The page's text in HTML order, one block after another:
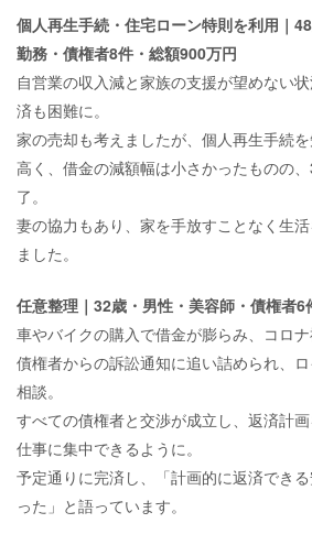
個人再生手続・住宅ローン特則を利用｜
勤務・債権者8件・総額900万円
自営業の収入減と家族の支援が望めない
済も困難に。
家の売却も考えましたが、個人再生手続
高く、借金の減額幅は小さかったものの
了。
妻の協力もあり、家を手放すことなく生
ました。
任意整理｜32歳・男性・美容師・債権者6
車やバイクの購入で借金が膨らみ、コロナ
債権者からの訴訟通知に追い詰められ、
相談。
すべての債権者と交渉が成立し、返済計画
仕事に集中できるように。
予定通りに完済し、「計画的に返済でき
った」と語っています。